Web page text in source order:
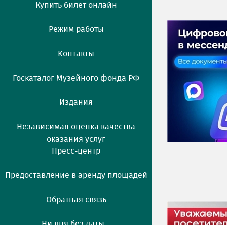
Купить билет онлайн
Режим работы
Контакты
Госкаталог Музейного фонда РФ
Издания
Независимая оценка качества
оказания услуг
Пресс-центр
Предоставление в аренду площадей
Обратная связь